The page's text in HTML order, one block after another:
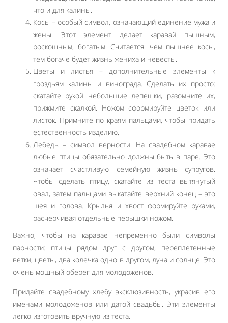
что и для калины.
Косы – особый символ, означающий единение мужа и
жены. Этот элемент делает каравай пышным,
роскошным, богатым. Считается: чем пышнее косы,
тем богаче будет жизнь жениха и невесты.
Цветы и листья – дополнительные элементы к
гроздьям калины и винограда. Сделать их просто:
скатайте рукой небольшие лепешки, разомните их,
прижмите скалкой. Ножом сформируйте цветок или
листок. Примните по краям пальцами, чтобы придать
естественность изделию.
Лебедь – символ верности. На свадебном каравае
любые птицы обязательно должны быть в паре. Это
означает счастливую семейную жизнь супругов.
Чтобы сделать птицу, скатайте из теста вытянутый
овал, затем пальцами выкатайте верхний конец – это
шея и голова. Крылья и хвост формируйте руками,
расчерчивая отдельные перышки ножом.
Важно, чтобы на каравае непременно были символы
парности: птицы рядом друг с другом, переплетенные
ветки, цветы, два колечка одно в другом, луна и солнце. Это
очень мощный оберег для молодоженов.
Придайте свадебному хлебу эксклюзивность, украсив его
именами молодоженов или датой свадьбы. Эти элементы
легко изготовить вручную из теста.